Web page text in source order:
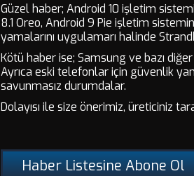
Güzel haber; Android 10 işletim
8.1 Oreo, Android 9 Pie işletim
yamalarını uygulamarı halinde
Kötü haber ise; Samsung ve bazı
Ayrıca eski telefonlar için güvenlik
savunmasız durumdalar.
Dolayısı ile size önerimiz, üreticiniz
Haber Listesine Abone Ol